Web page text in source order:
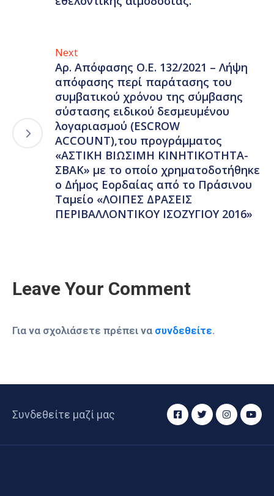
Next
Αρ. Απόφασης Ο.Ε. 132/2021 – Λήψη
απόφασης περί παράτασης του
συμβατικού χρόνου της σύμβασης
σύστασης ειδικού δεσμευμένου
λογαριασμού (ESCROW
ACCOUNT),του προγράμματος
«ΑΣΤΙΚΗ ΒΙΩΣΙΜΗ ΚΙΝΗΤΙΚΟΤΗΤΑ-
ΣΒΑΚ» με το οποίο χρηματοδοτήθηκε
ο Δήμος Εορδαίας από το Πράσινου
Ταμείο «ΛΟΙΠΕΣ ΔΡΑΣΕΙΣ
ΠΕΡΙΒΑΛΛΟΝΤΙΚΟΥ ΙΣΟΖΥΓΙΟΥ 2016»
Leave Your Comment
Για να σχολιάσετε πρέπει να συνδεθείτε.
Συνδεθείτε μαζί μας